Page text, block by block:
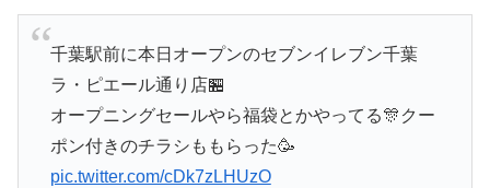
千葉駅前に本日オープンのセブンイレブン千葉
ラ・ピエール通り店🏪
オープニングセールやら福袋とかやってる🎊クー
ポン付きのチラシももらった🥳
pic.twitter.com/cDk7zLHUzO